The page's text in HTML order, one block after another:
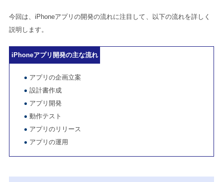
今回は、iPhoneアプリの開発の流れに注目して、以下の流れを詳しく
説明します。
iPhoneアプリ開発の主な流れ
アプリの企画立案
設計書作成
アプリ開発
動作テスト
アプリのリリース
アプリの運用